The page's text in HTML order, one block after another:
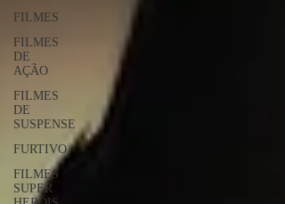
FILMES
FILMES
DE
AÇÃO
FILMES
DE
SUSPENSE
FURTIVO
FILMES
SUPER